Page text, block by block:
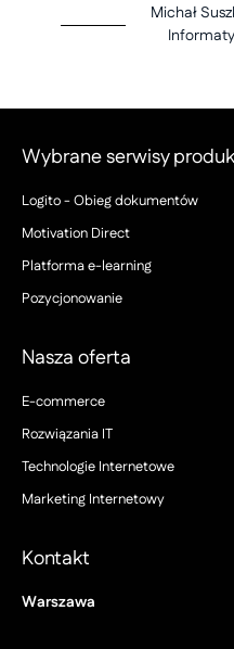
Michał
Wybrane serwisy
Logito - Obieg dokumentów
Motivation Direct
Platforma e-learning
Pozycjonowanie
Nasza oferta
E-commerce
Rozwiązania IT
Technologie Internetowe
Marketing Internetowy
Kontakt
Warszawa